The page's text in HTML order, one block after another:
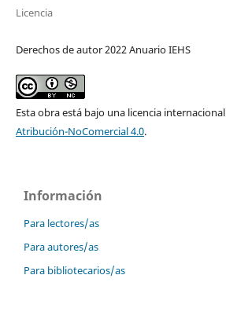
Licencia
Derechos de autor 2022 Anuario IEHS
Esta obra está bajo una licencia internacional
Atribución-NoComercial 4.0.
Información
Para lectores/as
Para autores/as
Para bibliotecarios/as